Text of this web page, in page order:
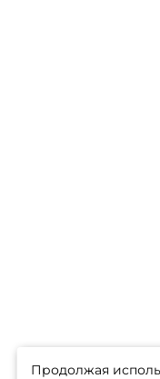
Продолжая